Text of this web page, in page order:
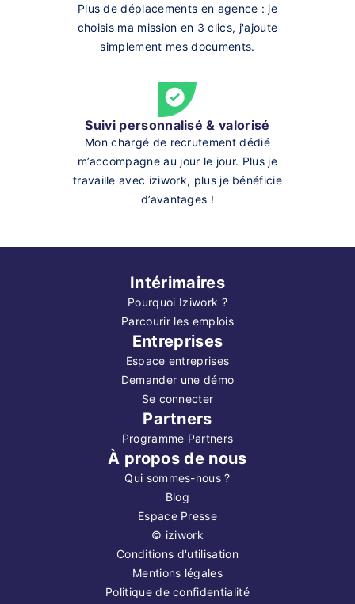
Plus de déplacements en agence : je
choisis ma mission en 3 clics, j'ajoute
simplement mes documents.
Suivi personnalisé & valorisé
Mon chargé de recrutement dédié
m’accompagne au jour le jour. Plus je
travaille avec iziwork, plus je bénéficie
d’avantages !
Intérimaires
Pourquoi Iziwork ?
Parcourir les emplois
Entreprises
Espace entreprises
Demander une démo
Se connecter
Partners
Programme Partners
À propos de nous
Qui sommes-nous ?
Blog
Espace Presse
© iziwork
Conditions d'utilisation
Mentions légales
Politique de confidentialité